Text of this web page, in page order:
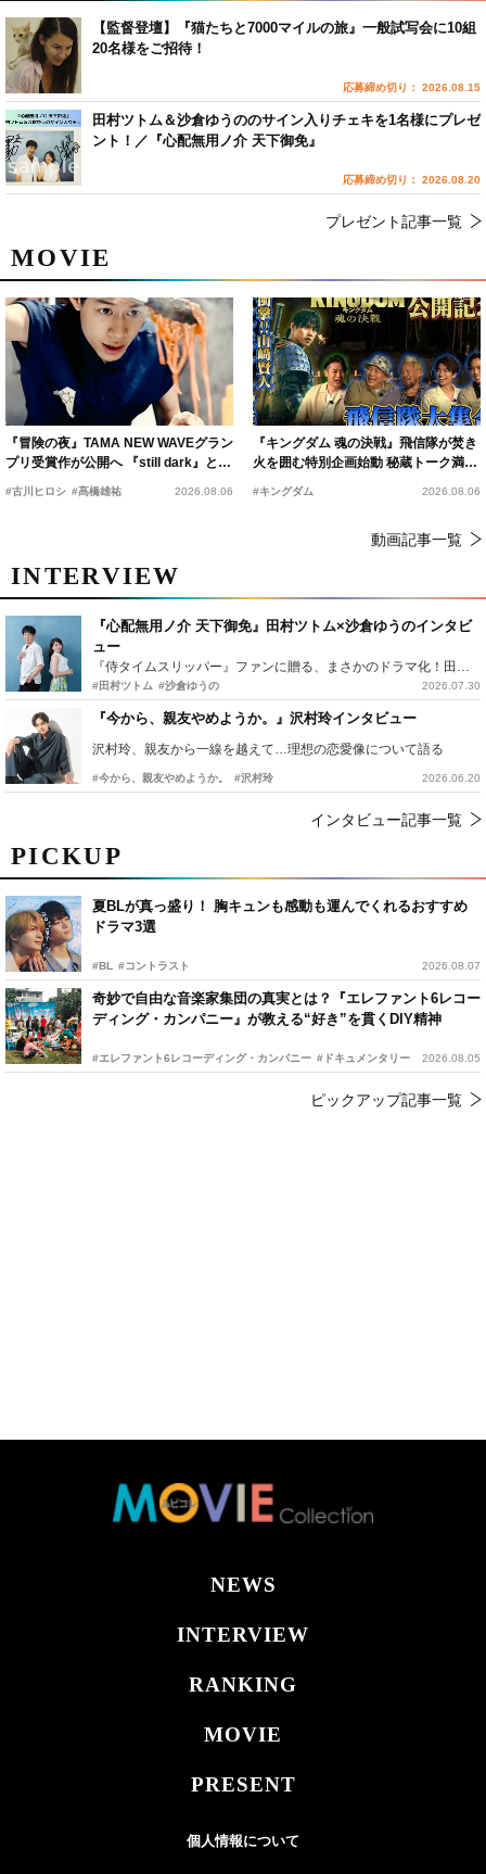
PICKUP
夏BLが真っ盛り！ 胸キュンも感動も運んでくれるおすすめ
ドラマ3選
#BL #コントラスト 2026.08.07
奇妙で自由な音楽家集団の真実とは？『エレファント6レコー
ディング・カンパニー』が教える“好き”を貫くDIY精神
#エレファント6レコーディング・カンパニー #ドキュメンタリー 2026.08.05
ピックアップ記事一覧
MOVIE
『冒険の夜』TAMA NEW WAVEグラン
プリ受賞作が公開へ 『still dark』と同
#古川ヒロシ #髙橋雄祐 2026.08.06
『キングダム 魂の決戦』飛信隊が焚き
火を囲む特別企画始動 秘蔵トーク満載
#キングダム 2026.08.06
動画記事一覧
INTERVIEW
『心配無用ノ介 天下御免』田村ツトム×沙倉ゆうのインタビ
ュー
『侍タイムスリッパー』ファンに贈る、まさかのドラマ化！田村ツトム×沙倉ゆうのが語る『心配無用ノ介』撮影秘話
#田村ツトム #沙倉ゆうの 2026.07.30
『今から、親友やめようか。』沢村玲インタビュー
沢村玲、親友から一線を越えて…理想の恋愛像について語る
#今から、親友やめようか。 #沢村玲 2026.06.20
インタビュー記事一覧
【監督登壇】『猫たちと7000マイルの旅』一般試写会に10組
20名様をご招待！
応募締め切り： 2026.08.15
田村ツトム＆沙倉ゆうののサイン入りチェキを1名様にプレゼ
ント！／『心配無用ノ介 天下御免』
応募締め切り： 2026.08.20
プレゼント記事一覧
NEWS
INTERVIEW
RANKING
MOVIE
PRESENT
個人情報について